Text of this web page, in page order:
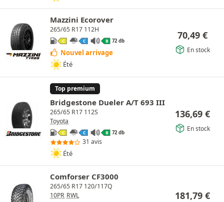
Mazzini Ecorover
265/65 R17 112H
C C B 72 db
Nouvel arrivage
Été
70,49 €
En stock
Top premium
Bridgestone Dueler A/T 693 III
265/65 R17 112S
Toyota
C C B 72 db
31 avis
Été
136,69 €
En stock
Comforser CF3000
265/65 R17 120/117Q
10PR RWL 181,79 €